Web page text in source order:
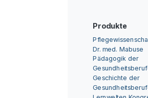
Produkte
Dr. med. Mabuse
Pädagogik der
Geschichte der